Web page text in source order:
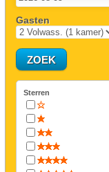
Gasten
Sterren